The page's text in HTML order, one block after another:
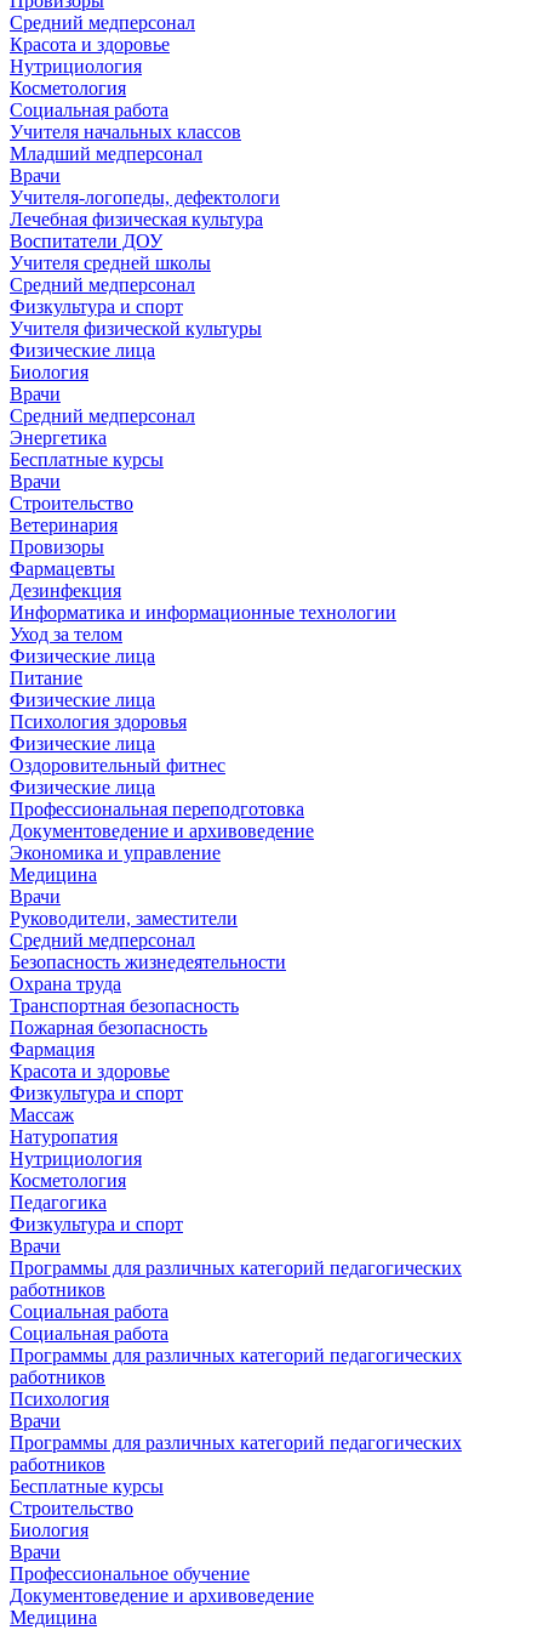
Средний медперсонал
Красота и здоровье
Нутрициология
Косметология
Социальная работа
Учителя начальных классов
Младший медперсонал
Врачи
Учителя-логопеды, дефектологи
Лечебная физическая культура
Воспитатели ДОУ
Учителя средней школы
Средний медперсонал
Физкультура и спорт
Учителя физической культуры
Физические лица
Биология
Врачи
Средний медперсонал
Энергетика
Бесплатные курсы
Врачи
Строительство
Ветеринария
Провизоры
Фармацевты
Дезинфекция
Информатика и информационные технологии
Уход за телом
Физические лица
Питание
Физические лица
Психология здоровья
Физические лица
Оздоровительный фитнес
Физические лица
Профессиональная переподготовка
Документоведение и архивоведение
Экономика и управление
Медицина
Врачи
Руководители, заместители
Средний медперсонал
Безопасность жизнедеятельности
Охрана труда
Транспортная безопасность
Пожарная безопасность
Фармация
Красота и здоровье
Физкультура и спорт
Массаж
Натуропатия
Нутрициология
Косметология
Педагогика
Физкультура и спорт
Врачи
Программы для различных категорий педагогических
работников
Социальная работа
Социальная работа
Программы для различных категорий педагогических
работников
Психология
Врачи
Программы для различных категорий педагогических
работников
Бесплатные курсы
Строительство
Биология
Врачи
Профессиональное обучение
Документоведение и архивоведение
Медицина